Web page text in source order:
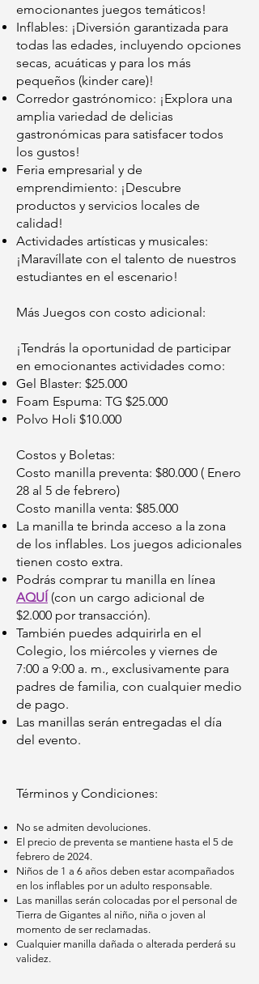
emocionantes juegos temáticos!
Inflables: ¡Diversión garantizada para
todas las edades, incluyendo opciones
secas, acuáticas y para los más
pequeños (kinder care)!
Corredor gastrónomico: ¡Explora una
amplia variedad de delicias
gastronómicas para satisfacer todos
los gustos!
Feria empresarial y de
emprendimiento: ¡Descubre
productos y servicios locales de
calidad!
Actividades artísticas y musicales:
¡Maravíllate con el talento de nuestros
estudiantes en el escenario!
Más Juegos con costo adicional:
¡Tendrás la oportunidad de participar
en emocionantes actividades como:
Gel Blaster: $25.000
Foam Espuma: TG $25.000
Polvo Holi $10.000
Costos y Boletas:
Costo manilla preventa: $80.000 ( Enero
28 al 5 de febrero)
Costo manilla venta: $85.000
La manilla te brinda acceso a la zona
de los inflables. Los juegos adicionales
tienen costo extra.
Podrás comprar tu manilla en línea
AQUÍ (con un cargo adicional de
$2.000 por transacción).
También puedes adquirirla en el
Colegio, los miércoles y viernes de
7:00 a 9:00 a. m., exclusivamente para
padres de familia, con cualquier medio
de pago.
Las manillas serán entregadas el día
del evento.
Términos y Condiciones:
No se admiten devoluciones.
El precio de preventa se mantiene hasta el 5 de
febrero de 2024.
Niños de 1 a 6 años deben estar acompañados
en los inflables por un adulto responsable.
Las manillas serán colocadas por el personal de
Tierra de Gigantes al niño, niña o joven al
momento de ser reclamadas.
Cualquier manilla dañada o alterada perderá su
validez.